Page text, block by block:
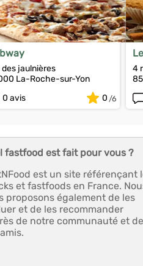
des jaulnières
La-Roche-sur-Yon
0 avis
0
4
fastfood est fait pour vous ?
est un site référençant
et fastfoods en France.
proposons également de les
et de les recommander
de notre communauté et de